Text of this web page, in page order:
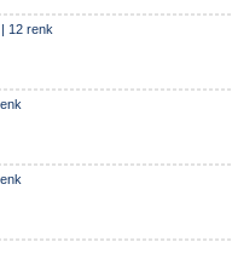
12 renk